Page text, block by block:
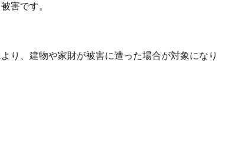
害です。
り、建物や家財が被害に遭った場合が対象になり